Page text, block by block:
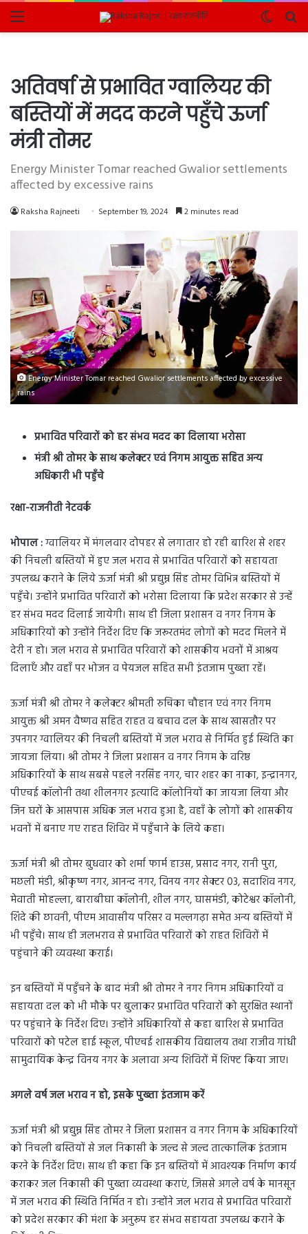
Menu
Switch
skin
अतिवर्षा से प्रभावित ग्वालियर की
बस्तियों में मदद करने पहुँचे ऊर्जा
मंत्री तोमर
Energy Minister Tomar reached Gwalior settlements
affected by excessive rains
Raksha Rajneeti September 19, 2024 2 minutes read
Energy Minister Tomar reached Gwalior settlements affected by excessive
rains
प्रभावित परिवारों को हर संभव मदद का दिलाया भरोसा
मंत्री श्री तोमर के साथ कलेक्टर एवं निगम आयुक्त सहित अन्य
अधिकारी भी पहुँचे
रक्षा-राजनीती नेटवर्क
भोपाल :ग्वालियर में मंगलवार दोपहर से लगातार हो रही बारिश से शहर
की निचली बस्तियों में हुए जल भराव से प्रभावित परिवारों को सहायता
उपलब्ध कराने के लिये ऊर्जा मंत्री श्री प्रद्युम्न सिंह तोमर विभिन्न बस्तियों में
पहुँचे। उन्होंने प्रभावित परिवारों को भरोसा दिलाया कि प्रदेश सरकार से उन्हें
हर संभव मदद दिलाई जायेगी। साथ ही जिला प्रशासन व नगर निगम के
अधिकारियों को उन्होंने निर्देश दिए कि जरूरतमंद लोगों को मदद मिलने में
देरी न हो। जल भराव से प्रभावित परिवारों को शासकीय भवनों में आश्रय
दिलाएँ और वहाँ पर भोजन व पेयजल सहित सभी इंतजाम पुख्ता रहें।
ऊर्जा मंत्री श्री तोमर ने कलेक्टर श्रीमती रुचिका चौहान एवं नगर निगम
आयुक्त श्री अमन वैष्णव सहित राहत व बचाव दल के साथ खासतौर पर
उपनगर ग्वालियर की निचली बस्तियों में जल भराव से निर्मित हुई स्थिति का
जायजा लिया। श्री तोमर ने जिला प्रशासन व नगर निगम के वरिष्ठ
अधिकारियों के साथ सबसे पहले नरसिंह नगर, चार शहर का नाका, इन्द्रानगर,
पीएचई कॉलोनी तथा शीलनगर इत्यादि कॉलोनियों का जायजा लिया और
जिन घरों के आसपास अधिक जल भराव हुआ है, वहाँ के लोगों को शासकीय
भवनों में बनाए गए राहत शिविर में पहुँचाने के लिये कहा।
ऊर्जा मंत्री श्री तोमर बुधवार को शर्मा फार्म हाउस, प्रसाद नगर, रानी पुरा,
मछली मंडी, श्रीकृष्ण नगर, आनन्द नगर, विनय नगर सेक्टर 03, सदाशिव नगर,
मेवाती मोहल्ला, बाराबीघा कॉलोनी, शील नगर, घासमंडी, कोटेश्वर कॉलोनी,
शिंदे की छावनी, पीएम आवासीय परिसर व मल्लगढ़ा समेत अन्य बस्तियों में
भी पहुँचे। साथ ही जलभराव से प्रभावित परिवारों को राहत शिविरों में
पहुंचाने की व्यवस्था कराई।
इन बस्तियों में पहुँचने के बाद मंत्री श्री तोमर ने नगर निगम अधिकारियों व
सहायता दल को भी मौके पर बुलाकर प्रभावित परिवारों को सुरक्षित स्थानों
पर पहुंचाने के निर्देश दिए। उन्होंने अधिकारियों से कहा बारिश से प्रभावित
परिवारों को पटेल हाई स्कूल, पीएचई शासकीय विद्यालय तथा राजीव गांधी
सामुदायिक केन्द्र विनय नगर के अलावा अन्य शिविरों में शिफ्ट किया जाए।
अगले वर्ष जल भराव न हो, इसके पुख्ता इंतजाम करें
ऊर्जा मंत्री श्री प्रद्युम्न सिंह तोमर ने जिला प्रशासन व नगर निगम के अधिकारियों
को निचली बस्तियों से जल निकासी के जल्द से जल्द तात्कालिक इंतजाम
करने के निर्देश दिए। साथ ही कहा कि इन बस्तियों में आवश्यक निर्माण कार्य
कराकर जल निकासी की पुख्ता व्यवस्था कराएं, जिससे अगले वर्ष के मानसून
में जल भराव की स्थिति निर्मित न हो। उन्होंने जल भराव से प्रभावित परिवारों
को प्रदेश सरकार की मंशा के अनुरूप हर संभव सहायता उपलब्ध कराने के